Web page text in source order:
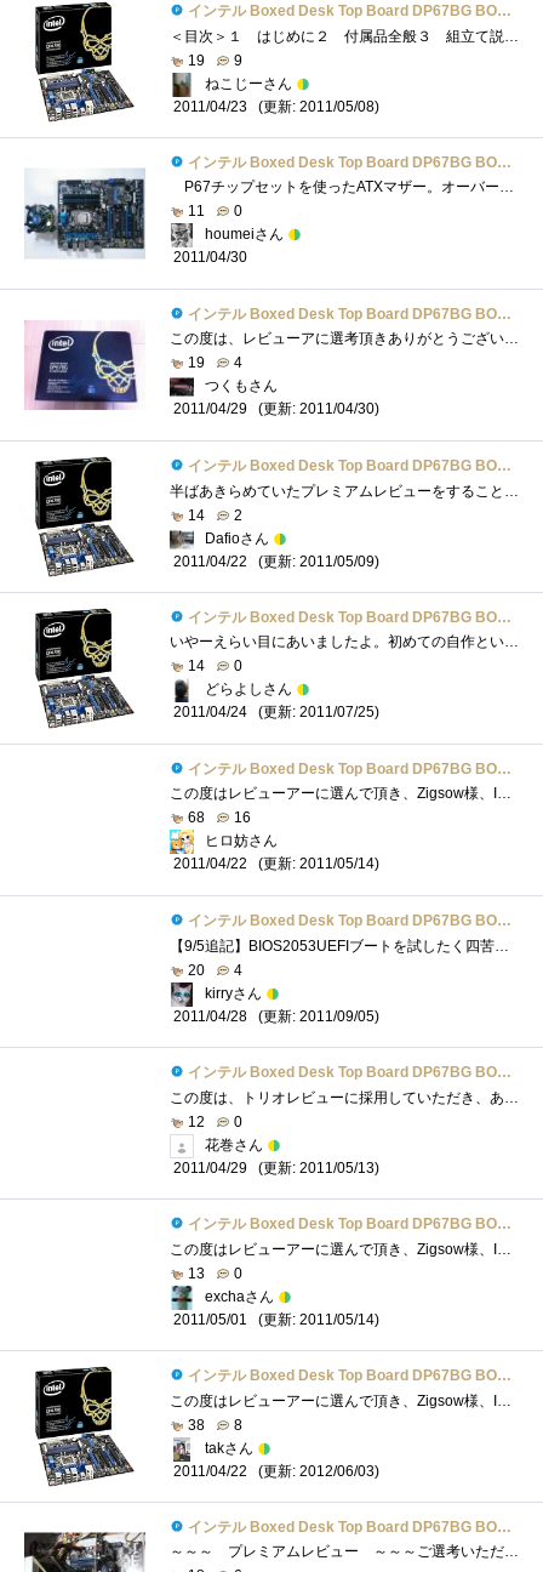
インテル Boxed Desk Top Board DP67BG BOXDP67BGB3
＜目次＞１ はじめに２ 付属品全般３ 組立て説明書は図が中心！（親切ポイントその1）４ マザーボード設計者の配慮が分かる（親切ポイン�...
19
9
ねこじーさん
2011/04/23
(更新: 2011/05/08)
インテル Boxed Desk Top Board DP67BG BOXDP67BGB3
P67チップセットを使ったATXマザー。オーバークロック前提の仕様で、CPUが内蔵するビデオ回路は使用しない(足を引っ張るため)。こりゃちょっと...
11
0
houmeiさん
2011/04/30
インテル Boxed Desk Top Board DP67BG BOXDP67BGB3
この度は、レビューアに選考頂きありがとうございました。マザーボードをお貸しいただけることができましたので、新規に2600Kを買ってきました...
19
4
つくもさん
2011/04/29
(更新: 2011/04/30)
インテル Boxed Desk Top Board DP67BG BOXDP67BGB3
半ばあきらめていたプレミアムレビューをすることになりました。諦めずに、もちものを登録してきた甲斐がありました。今日(4/22)、届いたので�...
14
2
Dafioさん
2011/04/22
(更新: 2011/05/09)
インテル Boxed Desk Top Board DP67BG BOXDP67BGB3
いやーえらい目にあいましたよ。初めての自作というのがこんなに大変だったとは・・・。いや、たぶん大変なはずないんです。これはOSがいけな...
14
0
どらよしさん
2011/04/24
(更新: 2011/07/25)
インテル Boxed Desk Top Board DP67BG BOXDP67BGB3
この度はレビューアーに選んで頂き、Zigsow様、Intel様ありがとうございました。それでは、早速レビューしていきたいと思います。パッケージ外見...
68
16
ヒロ妨さん
2011/04/22
(更新: 2011/05/14)
インテル Boxed Desk Top Board DP67BG BOXDP67BGB3
【9/5追記】BIOS2053UEFIブートを試したく四苦八苦しながらチャレンジしましたデスクトップ表示までの時間UEFIGPTブート 起動時間 26秒BIOSMBRブート�...
20
4
kirryさん
2011/04/28
(更新: 2011/09/05)
インテル Boxed Desk Top Board DP67BG BOXDP67BGB3
この度は、トリオレビューに採用していただき、ありがとうございまいした！高価なマザーボードを頂きまして、本当に感謝しております！ずっ�...
12
0
花巻さん
2011/04/29
(更新: 2011/05/13)
インテル Boxed Desk Top Board DP67BG BOXDP67BGB3
この度はレビューアーに選んで頂き、Zigsow様、Intel様ありがとうございました。Intelのハイエンドマザーについている「ドクロ」は有名ですが、ま�...
13
0
exchaさん
2011/05/01
(更新: 2011/05/14)
インテル Boxed Desk Top Board DP67BG BOXDP67BGB3
この度はレビューアーに選んで頂き、Zigsow様、Intel様ありがとうございました。333個目の登録でBOXDP67BGB3です。IntelのM/Bは初めてなのでその辺りも�...
38
8
takさん
2011/04/22
(更新: 2012/06/03)
インテル Boxed Desk Top Board DP67BG BOXDP67BGB3
～～～ プレミアムレビュー ～～～ご選考いただきましてありがとうございます。数日間、「BOXDP67BGB3」を使用させて頂いたレビューになります...